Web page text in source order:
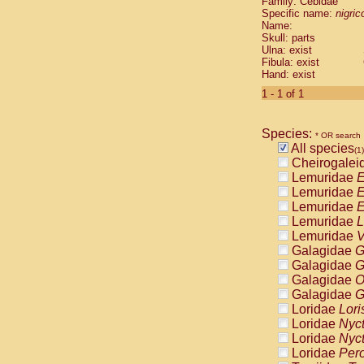
Cebidae
Cebidae
Cebidae
Cebidae
Cebidae
Cebidae
Cebidae
Cebidae
Cebidae
Cebidae
Cebidae
Cebidae
Atelidae
Atelidae
Atelidae
Atelidae
Atelidae
Atelidae
Atelidae
Atelidae
Atelidae
Atelidae
Pitheciidae
Specific name:
Name:
Skull: parts
Ulna: exist
Fibula: exist
Hand: exist
1 - 1 of 1
Species: * OR search
All species(1)
Lemuridae
Lemuridae
Lemuridae
Lemuridae
Lemuridae
Galagidae
Galagidae
Galagidae
Galagidae
Loridae
Loridae
Loridae
Loridae